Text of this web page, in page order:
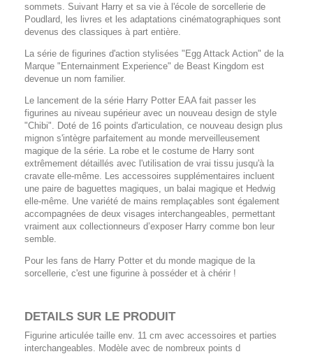
sommets. Suivant Harry et sa vie à l'école de sorcellerie de
Poudlard, les livres et les adaptations cinématographiques sont
devenus des classiques à part entière.
La série de figurines d'action stylisées "Egg Attack Action" de la
Marque "Enternainment Experience" de Beast Kingdom est
devenue un nom familier.
Le lancement de la série Harry Potter EAA fait passer les
figurines au niveau supérieur avec un nouveau design de style
"Chibi". Doté de 16 points d'articulation, ce nouveau design plus
mignon s'intègre parfaitement au monde merveilleusement
magique de la série. La robe et le costume de Harry sont
extrêmement détaillés avec l'utilisation de vrai tissu jusqu'à la
cravate elle-même. Les accessoires supplémentaires incluent
une paire de baguettes magiques, un balai magique et Hedwig
elle-même. Une variété de mains remplaçables sont également
accompagnées de deux visages interchangeables, permettant
vraiment aux collectionneurs d’exposer Harry comme bon leur
semble.
Pour les fans de Harry Potter et du monde magique de la
sorcellerie, c'est une figurine à posséder et à chérir !
DETAILS SUR LE PRODUIT
Figurine articulée taille env. 11 cm avec accessoires et parties
interchangeables. Modèle avec de nombreux points d